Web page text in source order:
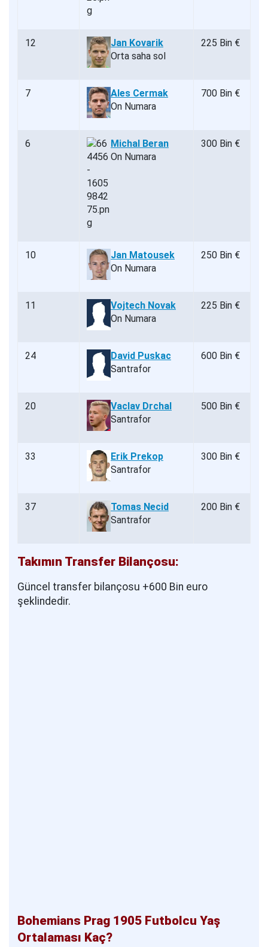
12
Jan Kovarik
Orta saha sol
225 Bin €
7
Ales Cermak
On Numara
700 Bin €
6
Michal Beran
On Numara
300 Bin €
10
Jan Matousek
On Numara
250 Bin €
11
Vojtech Novak
On Numara
225 Bin €
24
David Puskac
Santrafor
600 Bin €
20
Vaclav Drchal
Santrafor
500 Bin €
33
Erik Prekop
Santrafor
300 Bin €
37
Tomas Necid
Santrafor
200 Bin €
Takımın Transfer Bilançosu:
Güncel transfer bilançosu +600 Bin euro
şeklindedir.
Bohemians Prag 1905 Futbolcu Yaş
Ortalaması Kaç?